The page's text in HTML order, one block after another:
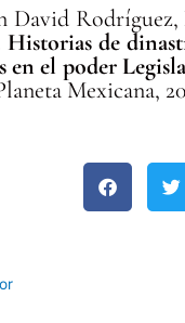
David Rodríguez,
Historias de
en el poder
Mexicana,